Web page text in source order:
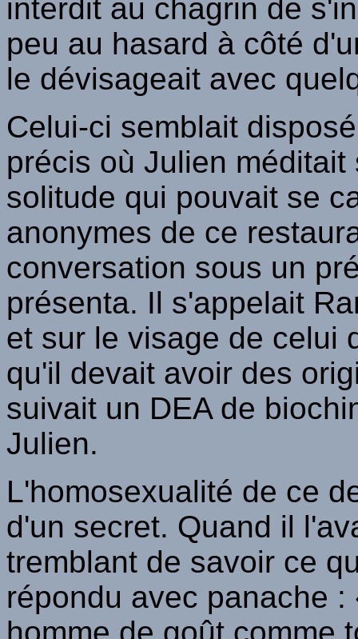
interdit au chagrin de
peu au hasard à côté
le dévisageait avec
Celui-ci semblait
précis où Julien
solitude qui pouvait se
anonymes de ce
conversation sous un
présenta. Il s'appelait
et sur le visage de celui
qu'il devait avoir des
suivait un DEA de
Julien.
L'homosexualité de ce
d'un secret. Quand il
tremblant de savoir ce
répondu avec panache